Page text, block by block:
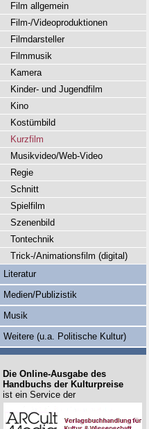
Film allgemein
Film-/Videoproduktionen
Filmdarsteller
Filmmusik
Kamera
Kinder- und Jugendfilm
Kino
Kostümbild
Kurzfilm
Musikvideo/Web-Video
Regie
Schnitt
Spielfilm
Szenenbild
Tontechnik
Trick-/Animationsfilm (digital)
Literatur
Medien/Publizistik
Musik
Weitere (u.a. Politische Kultur)
Die Online-Ausgabe des
Handbuchs der Kulturpreise
ist ein Service der